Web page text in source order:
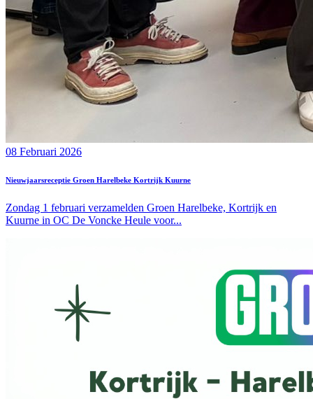
08 Februari 2026
Nieuwjaarsreceptie Groen Harelbeke Kortrijk Kuurne
Zondag 1 februari verzamelden Groen Harelbeke, Kortrijk en
Kuurne in OC De Voncke Heule voor...